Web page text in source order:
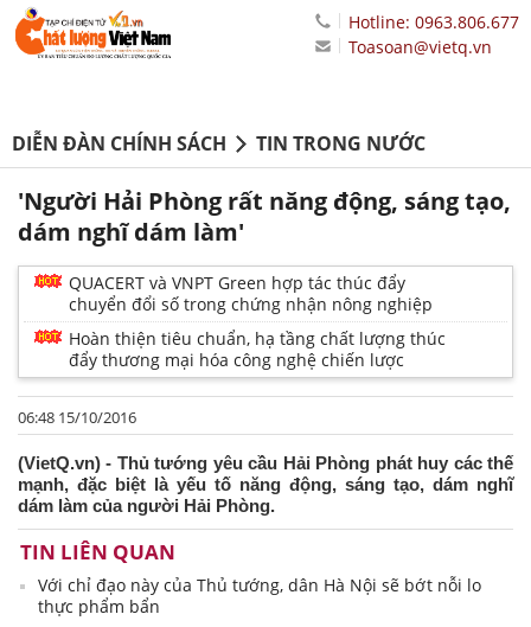
Hotline: 0963.806.677
Toasoan@vietq.vn
DIỄN ĐÀN CHÍNH SÁCH TIN TRONG NƯỚC
'Người Hải Phòng rất năng động, sáng tạo,
dám nghĩ dám làm'
QUACERT và VNPT Green hợp tác thúc đẩy
chuyển đổi số trong chứng nhận nông nghiệp
Hoàn thiện tiêu chuẩn, hạ tầng chất lượng thúc
đẩy thương mại hóa công nghệ chiến lược
06:48 15/10/2016
(VietQ.vn) - Thủ tướng yêu cầu Hải Phòng phát huy các thế
mạnh, đặc biệt là yếu tố năng động, sáng tạo, dám nghĩ
dám làm của người Hải Phòng.
TIN LIÊN QUAN
Với chỉ đạo này của Thủ tướng, dân Hà Nội sẽ bớt nỗi lo
thực phẩm bẩn